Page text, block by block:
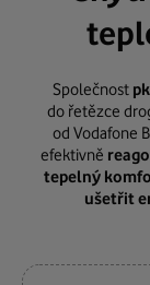
Společnost
do řetězce
od Vodafone
efektivně
tepelný
ušetřit